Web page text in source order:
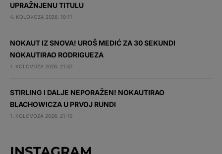
UPRAŽNJENU TITULU
4. KOLOVOZA 2026. 10:11
NOKAUT IZ SNOVA! UROŠ MEDIĆ ZA 30 SEKUNDI
NOKAUTIRAO RODRIGUEZA
1. KOLOVOZA 2026. 21:37
STIRLING I DALJE NEPORAŽEN! NOKAUTIRAO
BLACHOWICZA U PRVOJ RUNDI
1. KOLOVOZA 2026. 21:10